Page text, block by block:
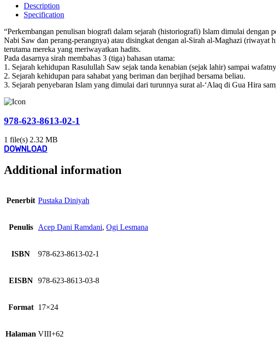
Description
Specification
“Perkembangan penulisan biografi dalam sejarah (historiografi) Islam dimulai
Nabi Saw dan perang-perangnya) atau disingkat dengan al-Sirah al-Maghazi (riwayat
terutama mereka yang meriwayatkan hadits.
Pada dasarnya sirah membahas 3 (tiga) bahasan utama:
1. Sejarah kehidupan Rasulullah Saw sejak tanda kenabian (sejak lahir) sampai
2. Sejarah kehidupan para sahabat yang beriman dan berjihad bersama beliau.
3. Sejarah penyebaran Islam yang dimulai dari turunnya surat al-‘Alaq di Gua Hira
978-623-8613-02-1
1 file(s) 2.32 MB
DOWNLOAD
Additional information
Penerbit Pustaka Diniyah
Penulis Acep Dani Ramdani, Ogi Lesmana
ISBN 978-623-8613-02-1
EISBN 978-623-8613-03-8
Format 17×24
Halaman VIII+62